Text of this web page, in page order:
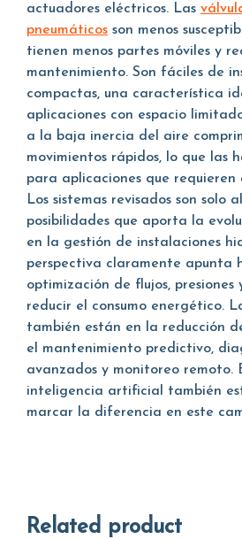
actuadores eléctricos. Las
pneumáticos son menos
tienen menos partes móviles y
mantenimiento. Son fáciles de
compactas, una característica
aplicaciones con espacio
a la baja inercia del aire
movimientos rápidos, lo que las
para aplicaciones que
Los sistemas revisados son solo
posibilidades que aporta la
en la gestión de instalaciones
perspectiva claramente apunta
optimización de flujos, presiones
reducir el consumo energético.
también están en la reducción
el mantenimiento predictivo,
avanzados y monitoreo remoto.
inteligencia artificial también
marcar la diferencia en este
Related product